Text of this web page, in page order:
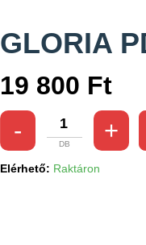
GLORIA
19 800 Ft
Elérhető: Raktáron